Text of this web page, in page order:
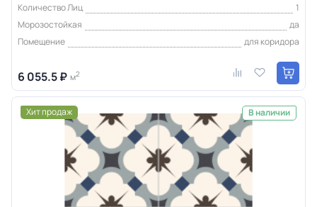
Количество Лиц
1
Морозостойкая
да
Помещение
для коридора
6 055.5 ₽ м2
Хит продаж В наличии